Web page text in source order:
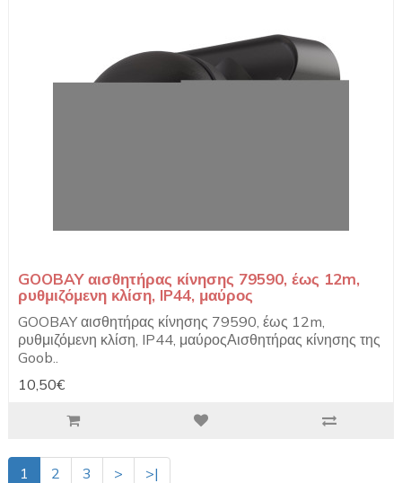
GOOBAY αισθητήρας κίνησης 79590, έως 12m,
ρυθμιζόμενη κλίση, IP44, μαύρος
GOOBAY αισθητήρας κίνησης 79590, έως 12m,
ρυθμιζόμενη κλίση, IP44, μαύροςΑισθητήρας κίνησης της
Goob..
10,50€
1 2 3 >
>|